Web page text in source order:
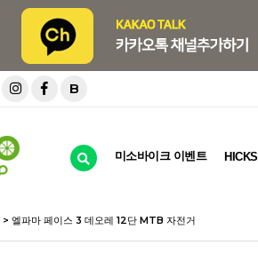
B
미소바이크 이벤트 HICKS
> 엘파마 페이스 3 데오레 12단 MTB 자전거